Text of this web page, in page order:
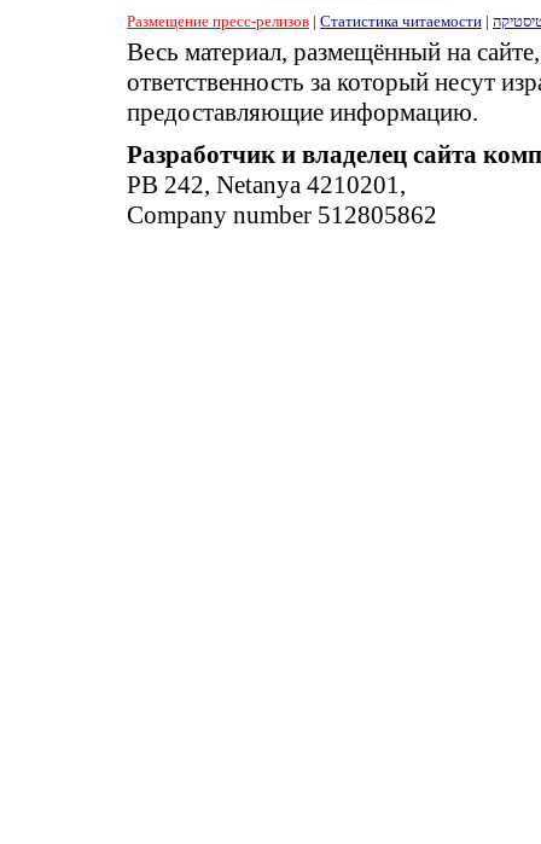
Размещение пресс-релизов | Статистика читаемости |
Весь материал, размещённый на
ответственность за который несут
предоставляющие информацию.
Разработчик и владелец сайта
PB 242, Netanya 4210201,
Company number 512805862